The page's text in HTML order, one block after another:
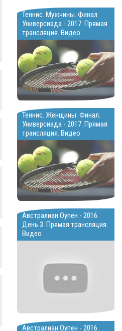
Теннис. Мужчины. Финал.
Универсиада - 2017. Прямая
трансляция. Видео
Теннис. Женщины. Финал.
Универсиада - 2017. Прямая
трансляция. Видео
Австралиан Оупен - 2016.
День 3. Прямая трансляция.
Видео
Австралиан Оупен - 2016.